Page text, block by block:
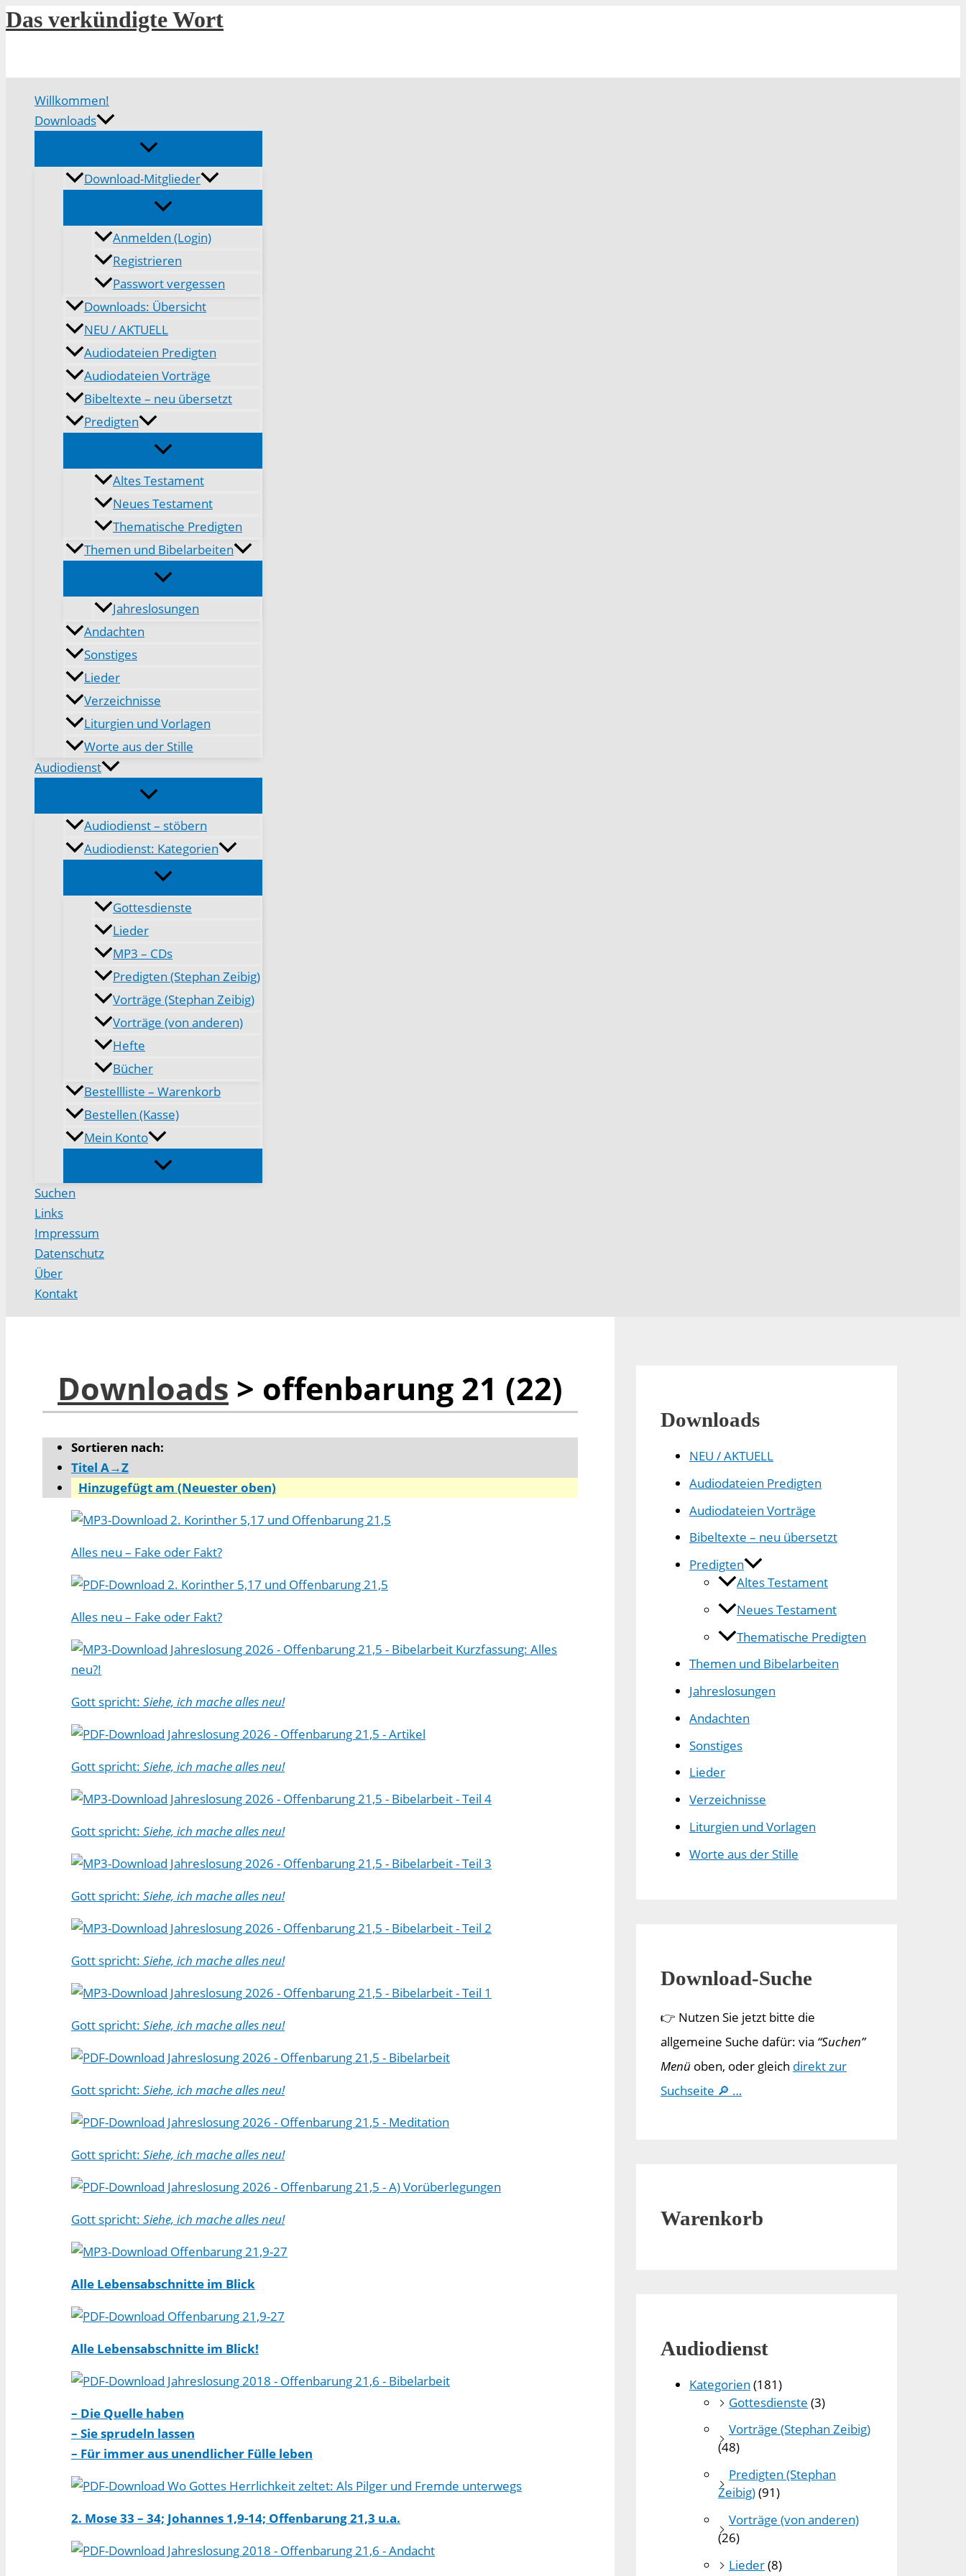
Zum
Inhalt
Das verkündigte Wort
Willkommen!
Downloads
Download-Mitglieder
Anmelden (Login)
Registrieren
Passwort vergessen
Downloads: Übersicht
NEU / AKTUELL
Audiodateien Predigten
Audiodateien Vorträge
Bibeltexte – neu übersetzt
Predigten
Altes Testament
Neues Testament
Thematische Predigten
Themen und Bibelarbeiten
Jahreslosungen
Andachten
Sonstiges
Lieder
Verzeichnisse
Liturgien und Vorlagen
Worte aus der Stille
Audiodienst
Audiodienst – stöbern
Audiodienst: Kategorien
Gottesdienste
Lieder
MP3 – CDs
Predigten (Stephan Zeibig)
Vorträge (Stephan Zeibig)
Vorträge (von anderen)
Hefte
Bücher
Bestellliste – Warenkorb
Bestellen (Kasse)
Mein Konto
Suchen
Links
Impressum
Datenschutz
Über
Kontakt
Downloads > offenbarung 21 (22)
Sortieren nach:
Titel A→Z
Hinzugefügt am (Neuester oben)
2. Korinther 5,17 und Offenbarung 21,5
Alles neu – Fake oder Fakt?
2. Korinther 5,17 und Offenbarung 21,5
Alles neu – Fake oder Fakt?
Jahreslosung 2026 - Offenbarung 21,5 - Bibelarbeit Kurzfassung: Alles
neu?!
Gott spricht: Siehe, ich mache alles neu!
Jahreslosung 2026 - Offenbarung 21,5 - Artikel
Gott spricht: Siehe, ich mache alles neu!
Jahreslosung 2026 - Offenbarung 21,5 - Bibelarbeit - Teil 4
Gott spricht: Siehe, ich mache alles neu!
Jahreslosung 2026 - Offenbarung 21,5 - Bibelarbeit - Teil 3
Gott spricht: Siehe, ich mache alles neu!
Jahreslosung 2026 - Offenbarung 21,5 - Bibelarbeit - Teil 2
Gott spricht: Siehe, ich mache alles neu!
Jahreslosung 2026 - Offenbarung 21,5 - Bibelarbeit - Teil 1
Gott spricht: Siehe, ich mache alles neu!
Jahreslosung 2026 - Offenbarung 21,5 - Bibelarbeit
Gott spricht: Siehe, ich mache alles neu!
Jahreslosung 2026 - Offenbarung 21,5 - Meditation
Gott spricht: Siehe, ich mache alles neu!
Jahreslosung 2026 - Offenbarung 21,5 - A) Vorüberlegungen
Gott spricht: Siehe, ich mache alles neu!
Offenbarung 21,9-27
Alle Lebensabschnitte im Blick
Offenbarung 21,9-27
Alle Lebensabschnitte im Blick!
Jahreslosung 2018 - Offenbarung 21,6 - Bibelarbeit
– Die Quelle haben
– Sie sprudeln lassen
– Für immer aus unendlicher Fülle leben
Wo Gottes Herrlichkeit zeltet: Als Pilger und Fremde unterwegs
2. Mose 33 – 34; Johannes 1,9-14; Offenbarung 21,3 u.a.
Jahreslosung 2018 - Offenbarung 21,6 - Andacht
Downloads
NEU / AKTUELL
Audiodateien Predigten
Audiodateien Vorträge
Bibeltexte – neu übersetzt
Predigten
Altes Testament
Neues Testament
Thematische Predigten
Themen und Bibelarbeiten
Jahreslosungen
Andachten
Sonstiges
Lieder
Verzeichnisse
Liturgien und Vorlagen
Worte aus der Stille
Download-Suche
👉 Nutzen Sie jetzt bitte die
allgemeine Suche dafür: via “Suchen”
Menü oben, oder gleich direkt zur
Suchseite 🔎 …
Warenkorb
Audiodienst
Kategorien (181)
Gottesdienste (3)
Vorträge (Stephan Zeibig)
(48)
Predigten (Stephan
Zeibig)(91)
Vorträge (von anderen)
(26)
Lieder(8)